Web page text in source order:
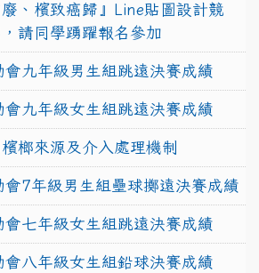
、檳致癌歸』Line貼圖設計競
請同學踴躍報名參加
九年級男生組跳遠決賽成績
九年級女生組跳遠決賽成績
榔來源及介入處理機制
7年級男生組壘球擲遠決賽成績
七年級女生組跳遠決賽成績
八年級女生組鉛球決賽成績